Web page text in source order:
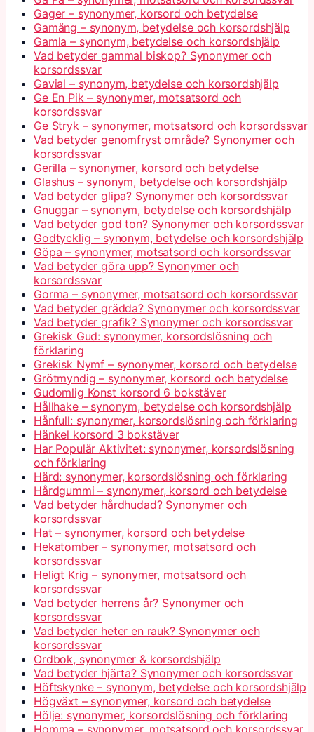
Gager – synonymer, korsord och betydelse
Gamäng – synonym, betydelse och korsordshjälp
Gamla – synonym, betydelse och korsordshjälp
Vad betyder gammal biskop? Synonymer och
korsordssvar
Gavial – synonym, betydelse och korsordshjälp
Ge En Pik – synonymer, motsatsord och
korsordssvar
Ge Stryk – synonymer, motsatsord och korsordssvar
Vad betyder genomfryst område? Synonymer och
korsordssvar
Gerilla – synonymer, korsord och betydelse
Glashus – synonym, betydelse och korsordshjälp
Vad betyder glipa? Synonymer och korsordssvar
Gnuggar – synonym, betydelse och korsordshjälp
Vad betyder god ton? Synonymer och korsordssvar
Godtycklig – synonym, betydelse och korsordshjälp
Göpa – synonymer, motsatsord och korsordssvar
Vad betyder göra upp? Synonymer och
korsordssvar
Gorma – synonymer, motsatsord och korsordssvar
Vad betyder grädda? Synonymer och korsordssvar
Vad betyder grafik? Synonymer och korsordssvar
Grekisk Gud: synonymer, korsordslösning och
förklaring
Grekisk Nymf – synonymer, korsord och betydelse
Grötmyndig – synonymer, korsord och betydelse
Gudomlig Konst korsord 6 bokstäver
Hållhake – synonym, betydelse och korsordshjälp
Hånfull: synonymer, korsordslösning och förklaring
Hänkel korsord 3 bokstäver
Har Populär Aktivitet: synonymer, korsordslösning
och förklaring
Härd: synonymer, korsordslösning och förklaring
Hårdgummi – synonymer, korsord och betydelse
Vad betyder hårdhudad? Synonymer och
korsordssvar
Hat – synonymer, korsord och betydelse
Hekatomber – synonymer, motsatsord och
korsordssvar
Heligt Krig – synonymer, motsatsord och
korsordssvar
Vad betyder herrens år? Synonymer och
korsordssvar
Vad betyder heter en rauk? Synonymer och
korsordssvar
Ordbok, synonymer & korsordshjälp
Vad betyder hjärta? Synonymer och korsordssvar
Höftskynke – synonym, betydelse och korsordshjälp
Högväxt – synonymer, korsord och betydelse
Hölje: synonymer, korsordslösning och förklaring